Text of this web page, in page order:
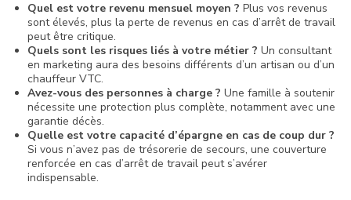
Quel est votre revenu mensuel moyen ? Plus vos revenus
sont élevés, plus la perte de revenus en cas d’arrêt de travail
peut être critique.
Quels sont les risques liés à votre métier ? Un consultant
en marketing aura des besoins différents d’un artisan ou d’un
chauffeur VTC.
Avez-vous des personnes à charge ? Une famille à soutenir
nécessite une protection plus complète, notamment avec une
garantie décès.
Quelle est votre capacité d’épargne en cas de coup dur ?
Si vous n’avez pas de trésorerie de secours, une couverture
renforcée en cas d’arrêt de travail peut s’avérer
indispensable.